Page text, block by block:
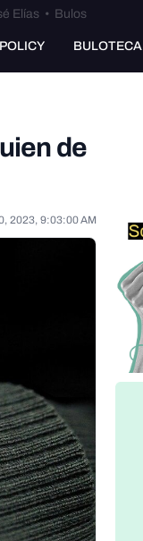
Elías • Bulos
POLICY BULOTECA
de
2023, 9:03:00 AM